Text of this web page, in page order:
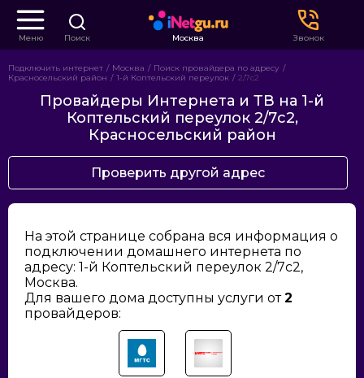
Меню Поиск Москва Звонок
Подключить интернет Москва
Поиск провайдера по адресу
Красносельский район
1-й Коптельский переулок 2/7с2
Провайдеры Интернета и ТВ на 1-й
Коптельский переулок 2/7с2,
Красносельский район
Проверить другой адрес
На этой странице собрана вся информация о
подключении домашнего интернета по
адресу: 1-й Коптельский переулок 2/7с2,
Москва.
Для вашего дома доступны услуги от2
провайдеров: